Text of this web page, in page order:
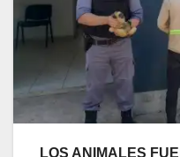
LOS ANIMALES